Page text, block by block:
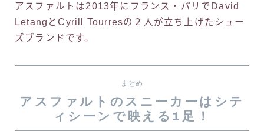
アスファルトは2013年にフランス・パリでDavid
LetangとCyrill Tourresの２人が立ち上げたシュー
ズブランドです。
まとめ
アスファルトのスニーカーはシテ
ィシーンで映える1足！